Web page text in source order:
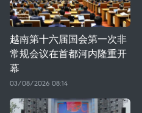
越南第十六届国会第一次非
常规会议在首都河内隆重开
幕
03/08/2026 08:14